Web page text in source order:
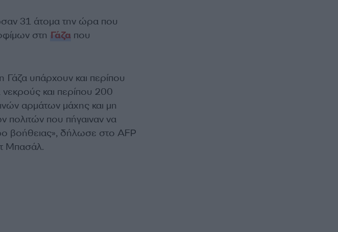
31 άτομα την ώρα που
στη Γάζαπου
υπάρχουν και περίπου
και περίπου 200
αρμάτων μάχης και μη
πολιτών που πήγαιναν να
βοήθειας», δήλωσε στο AFP
Μπασάλ.